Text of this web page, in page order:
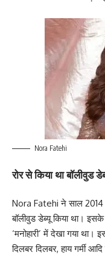
Nora Fatehi
रोर से किया था बॉलीवुड
Nora Fatehi ने साल 2014
बॉलीवुड डेब्यू किया था। इसके
‘मनोहारी’ में देखा गया
दिलबर दिलबर, हाय गर्मी